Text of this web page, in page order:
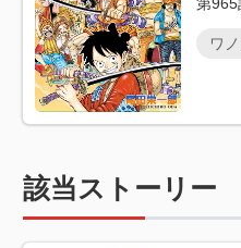
第
ワ
該当ストーリー